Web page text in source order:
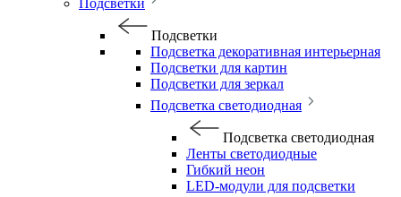
Подсветки
Подсветки
Подсветка декоративная интерьерная
Подсветки для картин
Подсветки для зеркал
Подсветка светодиодная
Подсветка светодиодная
Ленты светодиодные
Гибкий неон
LED-модули для подсветки